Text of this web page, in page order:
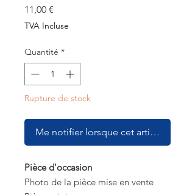
11,00 €
TVA Incluse
Quantité *
Rupture de stock
Me notifier lorsque cet article est
Pièce d'occasion
Photo de la pièce mise en vente